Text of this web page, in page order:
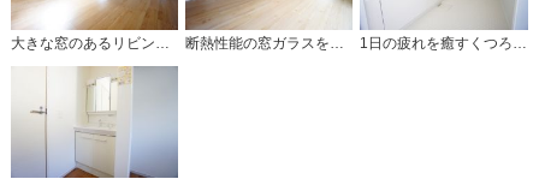
大きな窓のあるリビングは、陽光あふれる明るい空間です。居心地良く、ご家族皆がゆったり寛げる憩いの空間となりそうです。 断熱性能の窓ガラスを採用。省エネ、光熱費カットにも貢献します。夏は涼しく、冬は暖かく快適に過ごせますよ＾＾ 1日の疲れを癒すくつろぎのバスルーム。足を伸ばしてもゆったりと入れるサイズです。お子様と一緒にお風呂に入っても狭くないですね^^